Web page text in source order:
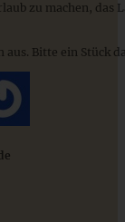
zu machen, das
Bitte ein Stück